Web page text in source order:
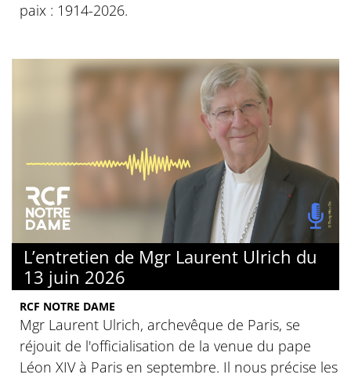
paix : 1914-2026.
L’entretien de Mgr Laurent Ulrich du
13 juin 2026
RCF NOTRE DAME
Mgr Laurent Ulrich, archevêque de Paris, se
réjouit de l'officialisation de la venue du pape
Léon XIV à Paris en septembre. Il nous précise les